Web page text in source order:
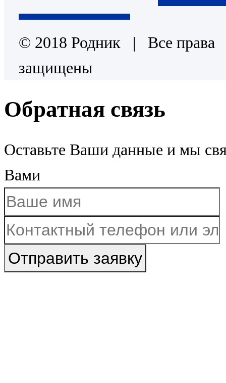
© 2018 Родник | Все права
защищены
Обратная связь
Оставьте Ваши данные и мы
Вами